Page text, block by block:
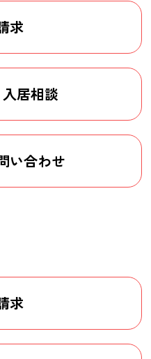
求
居相談
い合わせ
求